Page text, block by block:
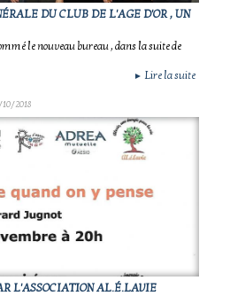
DU CLUB DE L'AGE D'OR , UN
le nouveau bureau , dans la suite de
► Lire la suite
2018
L'ASSOCIATION AL.É.LAVIE